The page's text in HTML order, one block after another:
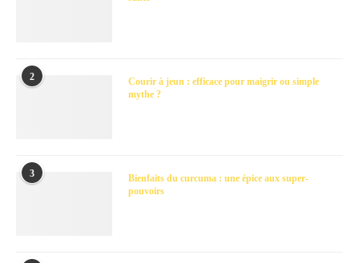
2
Courir à jeun : efficace pour maigrir ou simple
mythe ?
3
Bienfaits du curcuma : une épice aux super-
pouvoirs